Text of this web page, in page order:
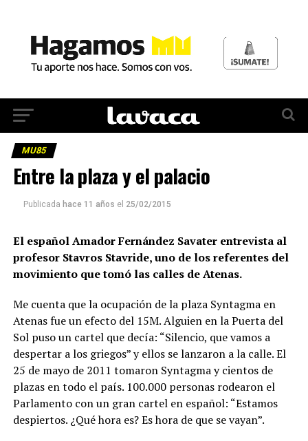
MU85
Entre la plaza y el palacio
Publicada hace 11 años el 25/02/2015
El español Amador Fernández Savater entrevista al
profesor Stavros Stavride, uno de los referentes del
movimiento que tomó las calles de Atenas.
Me cuenta que la ocupación de la plaza Syntagma en
Atenas fue un efecto del 15M. Alguien en la Puerta del
Sol puso un cartel que decía: “Silencio, que vamos a
despertar a los griegos” y ellos se lanzaron a la calle. El
25 de mayo de 2011 tomaron Syntagma y cientos de
plazas en todo el país. 100.000 personas rodearon el
Parlamento con un gran cartel en español: “Estamos
despiertos. ¿Qué hora es? Es hora de que se vayan”.